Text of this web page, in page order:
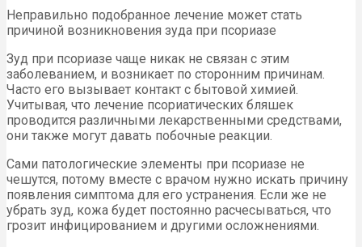
Неправильно подобранное лечение может стать
причиной возникновения зуда при псориазе
Зуд при псориазе чаще никак не связан с этим
заболеванием, и возникает по сторонним причинам.
Часто его вызывает контакт с бытовой химией.
Учитывая, что лечение псориатических бляшек
проводится различными лекарственными средствами,
они также могут давать побочные реакции.
Сами патологические элементы при псориазе не
чешутся, потому вместе с врачом нужно искать причину
появления симптома для его устранения. Если же не
убрать зуд, кожа будет постоянно расчесываться, что
грозит инфицированием и другими осложнениями.